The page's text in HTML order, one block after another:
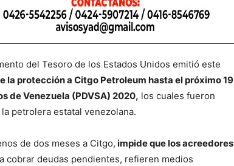
del Tesoro de los Estados Unidos emitió este
la protección a Citgo Petroleum hasta el próximo 19
de Venezuela (PDVSA) 2020, los cuales fueron
petrolera estatal venezolana.
de dos meses a Citgo, impide que los acreedores
cobrar deudas pendientes, refieren medios